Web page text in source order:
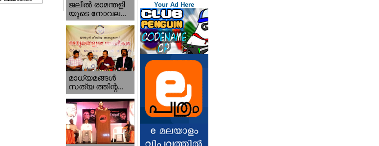
ജലീല്‍ രാമന്തളി
യുടെ നോവല...
മാധ്യമങ്ങള്‍
സത്യ ത്തിന്റ...
Your Ad Here